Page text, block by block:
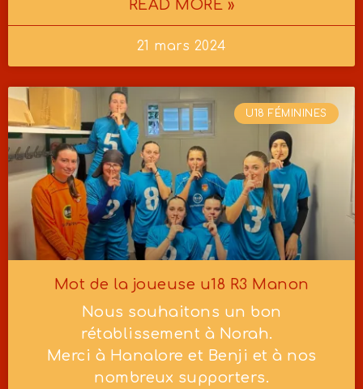
READ MORE »
21 mars 2024
U18 FÉMININES
Mot de la joueuse u18 R3 Manon
Nous souhaitons un bon
rétablissement à Norah.
Merci à Hanalore et Benji et à nos
nombreux supporters.